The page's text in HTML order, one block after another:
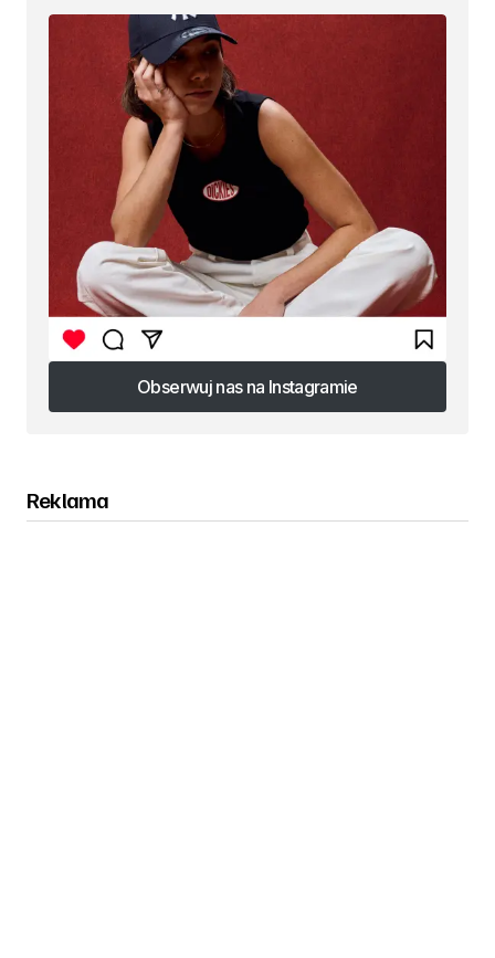
Obserwuj nas na Instagramie
Obserwuj nas na Instagramie
Reklama